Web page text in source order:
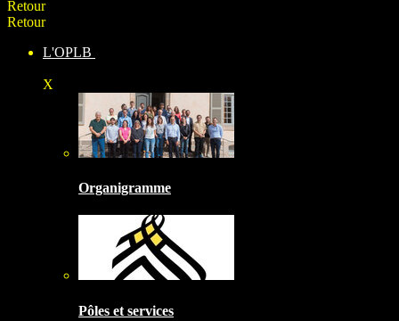
Retour
Retour
L'OPLB
X
Organigramme
Pôles et services